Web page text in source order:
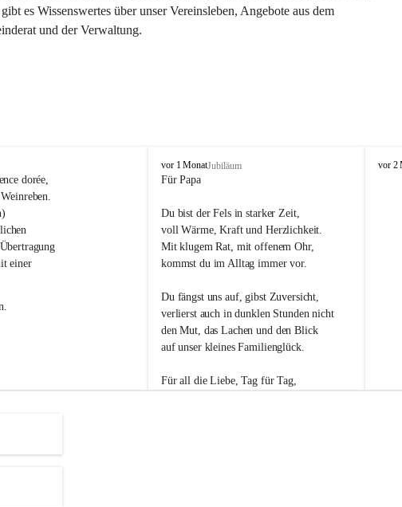
es Wissenswertes über unser Vereinsleben, Angebote aus dem
und der Verwaltung.
dorée,
einer
O
s
i
vor 1 MonatJubiläum
Für Papa
Du bist der Fels in starker Zeit,
voll Wärme, Kraft und Herzlichkeit.
Mit klugem Rat, mit offenem Ohr,
kommst du im Alltag immer vor.
Du fängst uns auf, gibst Zuversicht,
verlierst auch in dunklen Stunden nicht
den Mut, das Lachen und den Blick
auf unser kleines Familienglück.
Für all die Liebe, Tag für Tag,
O
vor 2